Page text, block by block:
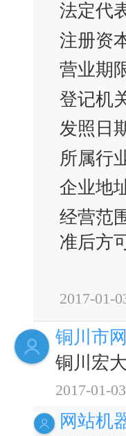
法定代
注册资
营业期
登记机
发照日
所属行
企业地
经营范
准后方
2017-01-
铜川市
铜川宏
2017-01-03
网站机